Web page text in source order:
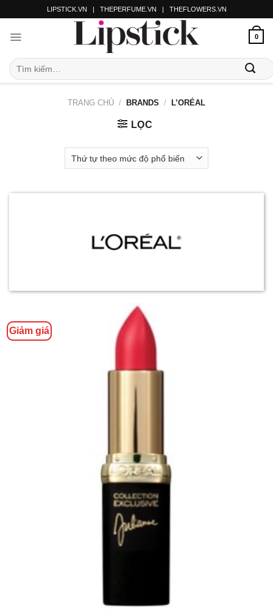
LIPSTICK.VN | THEPERFUME.VN | THEFLOWERS.VN
0
TRANG CHỦ / BRANDS / L’ORÉAL
LỌC
Giảm giá